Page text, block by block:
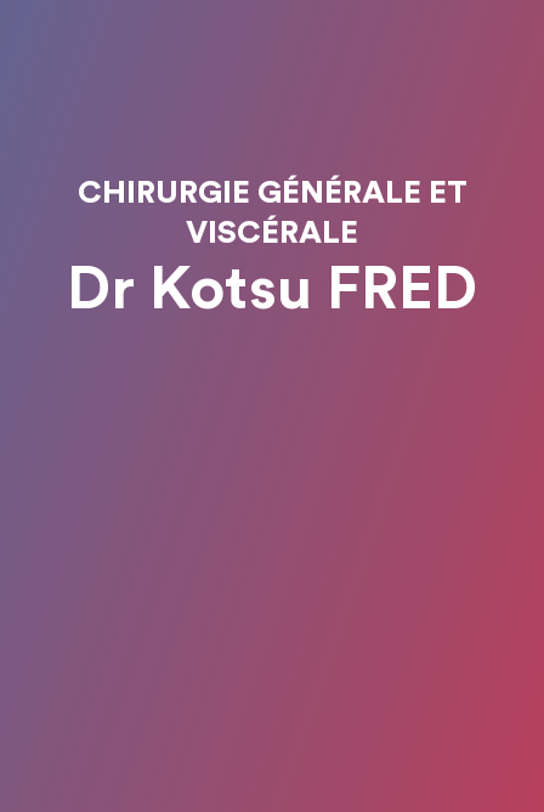
CHIRURGIE GÉNÉRALE ET
VISCÉRALE
Dr Kotsu FRED